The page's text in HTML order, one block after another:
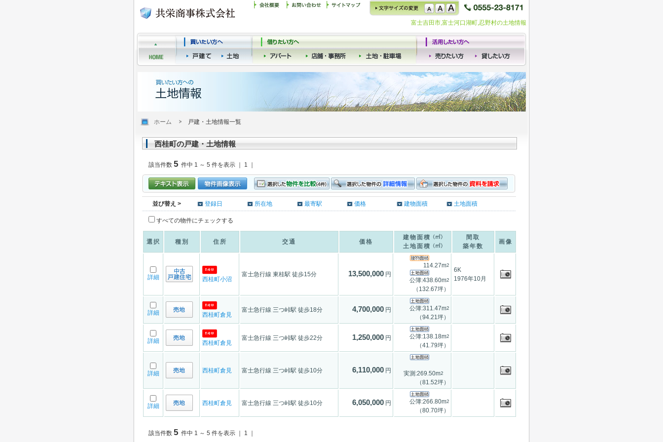
富士吉田市,富士河口湖町,忍野村の土地情報
ホーム 戸建・土地情報一覧
西桂町の戸建・土地情報
該当件数 5 件中 1 ～ 5 件を表示 ｜ 1 ｜
並び替え > 登録日 所在地 最寄駅 価格 建物面積 土地面積
すべての物件にチェックする
選択 種別 住所 交通 価格
建物面積
土地面積
間取
築年数
画像
詳細 西桂町小沼
富士急行線 東桂駅 徒歩15分 13,500,000 円
114.27m2
公簿:438.60m2
（132.67坪）
6K
1976年10月
詳細 西桂町倉見
富士急行線 三つ峠駅 徒歩18分 4,700,000 円 公簿:311.47m2
（94.21坪）
詳細 西桂町倉見
富士急行線 三つ峠駅 徒歩22分 1,250,000 円 公簿:138.18m2
（41.79坪）
詳細 西桂町倉見 富士急行線 三つ峠駅 徒歩10分 6,110,000 円 実測:269.50m2
（81.52坪）
詳細 西桂町倉見 富士急行線 三つ峠駅 徒歩10分 6,050,000 円 公簿:266.80m2
（80.70坪）
該当件数 5 件中 1 ～ 5 件を表示 ｜ 1 ｜